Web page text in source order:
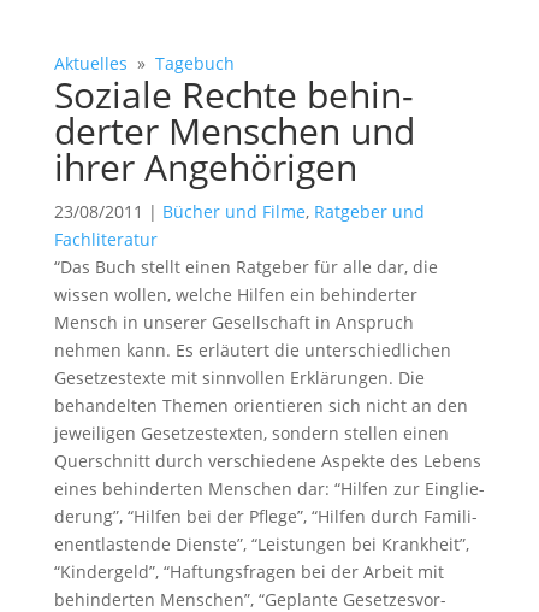
Aktuelles » Tagebuch
Soziale Rechte behin­
derter Menschen und
ihrer Angehö­rigen
23/08/2011 | Bücher und Filme, Ratgeber und
Fachliteratur
“Das Buch stellt einen Ratgeber für alle dar, die
wissen wollen, welche Hilfen ein behin­derter
Mensch in unserer Gesell­schaft in Anspruch
nehmen kann. Es erläu­tert die unter­schied­li­chen
Geset­zes­texte mit sinnvollen Erklä­rungen. Die
behan­delten Themen orien­tieren sich nicht an den
jewei­ligen Geset­zes­texten, sondern stellen einen
Querschnitt durch verschie­dene Aspekte des Lebens
eines behin­derten Menschen dar: “Hilfen zur Einglie­
de­rung”, “Hilfen bei der Pflege”, “Hilfen durch Famili­
en­ent­las­tende Dienste”, “Leistungen bei Krank­heit”,
“Kinder­geld”, “Haftungs­fragen bei der Arbeit mit
behin­derten Menschen”, “Geplante Geset­zes­vor­